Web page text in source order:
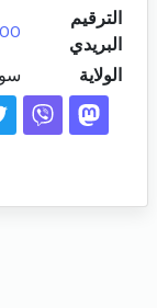
الترقيم
البريدي
الولاية